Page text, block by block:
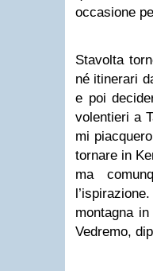
occasione
Stavolta
né itinerari
e poi
volentieri a
mi
tornare in
ma
montagna
Vedremo,